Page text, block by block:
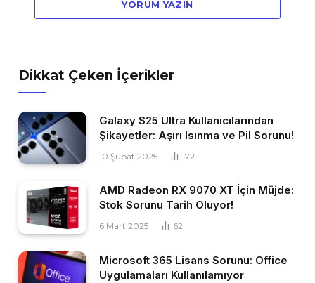
YORUM YAZIN
Dikkat Çeken İçerikler
Galaxy S25 Ultra Kullanıcılarından
Şikayetler: Aşırı Isınma ve Pil Sorunu!
10 Şubat 2025 172
AMD Radeon RX 9070 XT İçin Müjde:
Stok Sorunu Tarih Oluyor!
6 Mart 2025 62
Microsoft 365 Lisans Sorunu: Office
Uygulamaları Kullanılamıyor